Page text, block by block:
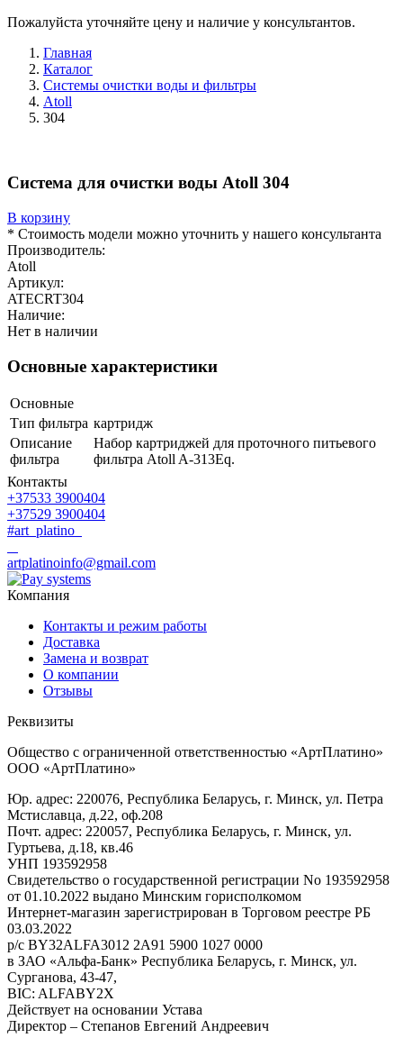
Пожалуйста уточняйте цену и наличие у консультантов.
Главная
Каталог
Системы очистки воды и фильтры
Atoll
304
Система для очистки воды Atoll 304
В корзину
* Стоимость модели можно уточнить у нашего консультанта
Производитель:
Atoll
Артикул:
ATECRT304
Наличие:
Нет в наличии
Основные характеристики
Основные
Тип фильтра картридж
Описание
фильтра
Набор картриджей для проточного питьевого
фильтра Atoll A-313Eq.
Контакты
+37533 3900404
+37529 3900404
#art_platino
artplatinoinfo@gmail.com
Компания
Контакты и режим работы
Доставка
Замена и возврат
О компании
Отзывы
Реквизиты
Общество с ограниченной ответственностью «АртПлатино»
ООО «АртПлатино»
Юр. адрес: 220076, Республика Беларусь, г. Минск, ул. Петра
Мстиславца, д.22, оф.208
Почт. адрес: 220057, Республика Беларусь, г. Минск, ул.
Гуртьева, д.18, кв.46
УНП 193592958
Свидетельство о государственной регистрации No 193592958
от 01.10.2022 выдано Минским горисполкомом
Интернет-магазин зарегистрирован в Торговом реестре РБ
03.03.2022
р/с BY32ALFA3012 2A91 5900 1027 0000
в ЗАО «Альфа-Банк» Республика Беларусь, г. Минск, ул.
Сурганова, 43-47,
BIC: ALFABY2X
Действует на основании Устава
Директор – Степанов Евгений Андреевич